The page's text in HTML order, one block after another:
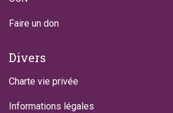
Faire un don
Divers
Charte vie privée
Informations légales